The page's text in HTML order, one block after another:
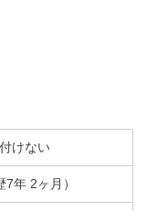
けない
年 2ヶ月）